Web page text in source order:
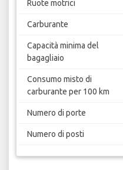
Ruote motrici
Carburante
Capacità minima del
bagagliaio
Consumo misto di
carburante per 100 km
Numero di porte
Numero di posti